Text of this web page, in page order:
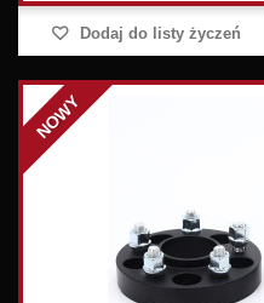
Dodaj do listy życzeń
NOWY